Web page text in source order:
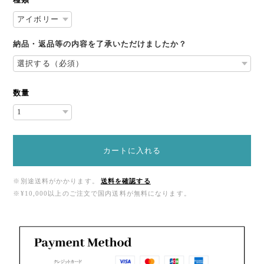
納品・返品等の内容を了承いただけましたか？
数量
カートに入れる
※別途送料がかかります。
送料を確認する
※¥10,000以上のご注文で国内送料が無料になります。